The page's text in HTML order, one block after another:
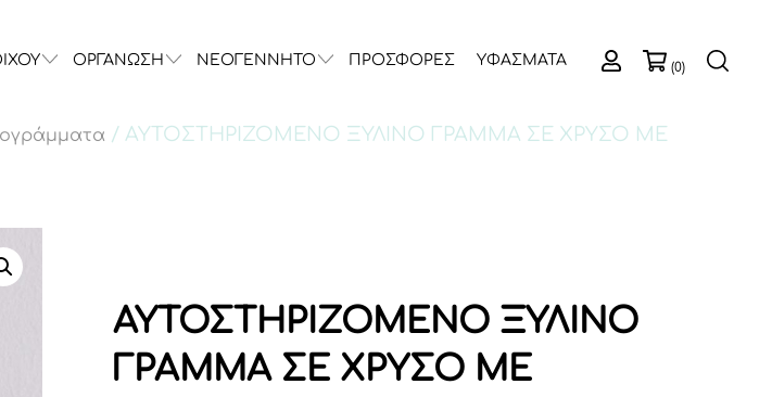
ΟΡΓΑΝΩΣΗ ΝΕΟΓΕΝΝΗΤΟ ΠΡΟΣΦΟΡΕΣ ΥΦΑΣΜΑΤΑ (0)
/ ΑΥΤΟΣΤΗΡΙΖΟΜΕΝΟ ΞΥΛΙΝΟ ΓΡΑΜΜΑ ΣΕ ΧΡΥΣΟ ΜΕ
ΑΥΤΟΣΤΗΡΙΖΟΜΕΝΟ ΞΥΛΙΝΟ
ΓΡΑΜΜΑ ΣΕ ΧΡΥΣΟ ΜΕ